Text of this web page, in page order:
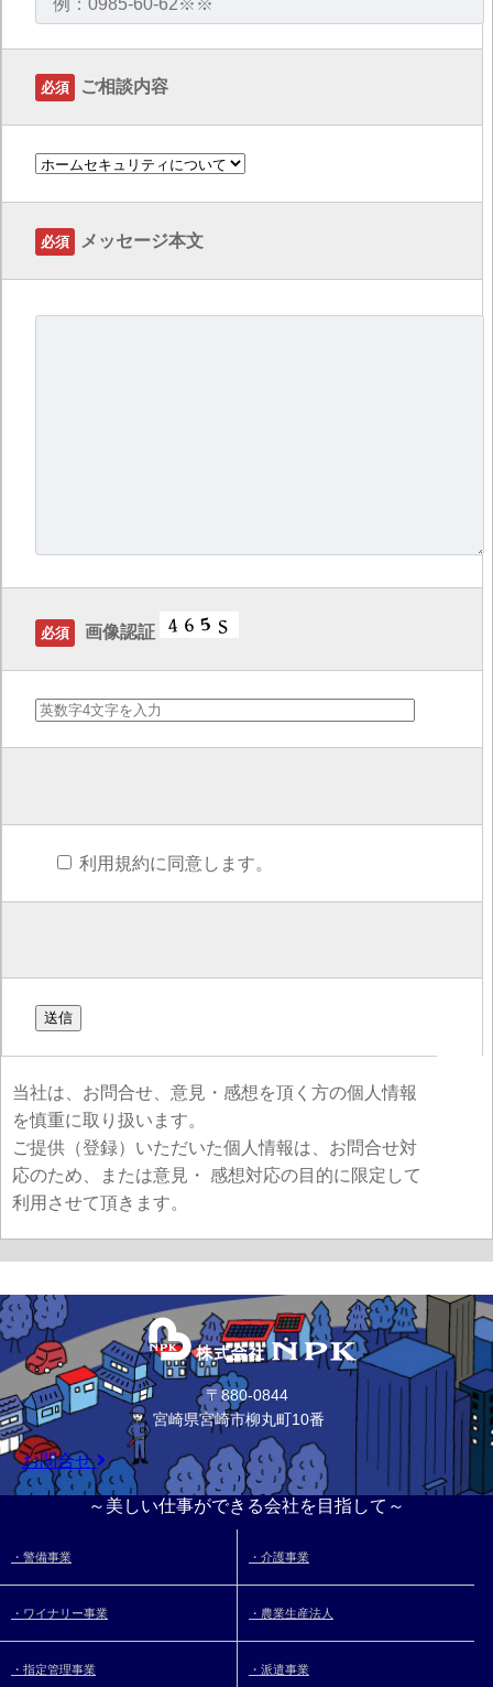
必須 ご相談内容
必須 メッセージ本文
必須 画像認証
利用規約に同意します。
当社は、お問合せ、意見・感想を頂く方の個人情報
を慎重に取り扱います。
ご提供（登録）いただいた個人情報は、お問合せ対
応のため、または意見・ 感想対応の目的に限定して
利用させて頂きます。
〒880-0844
宮崎県宮崎市柳丸町10番
お問合せ
～美しい仕事ができる会社を目指して～
・警備事業 ・介護事業
・ワイナリー事業 ・農業生産法人
・指定管理事業 ・派遣事業